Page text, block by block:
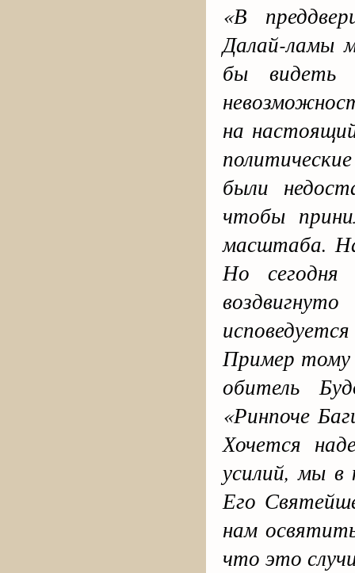
«В
Далай-ламы
бы видеть
на
были
чтобы
масштаба.
Но сегодня
Пример тому
обитель
«Ринпоче
Хочется
усилий, мы в
Его
нам
что это